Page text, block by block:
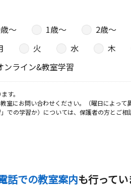
〜 1歳〜 2歳〜
火 水 木
ンライン&教室学習
す。
にお問い合わせください。（曜日によって
の学習か）については、保護者の方とご相
話での教室案内も行って